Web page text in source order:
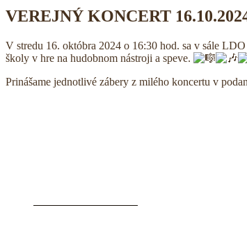
VEREJNÝ KONCERT
V stredu 16. októbra 2024 o 16:30 hod. sa v sále
školy v hre na hudobnom nástroji a speve.
Prinášame jednotlivé zábery z milého koncertu v